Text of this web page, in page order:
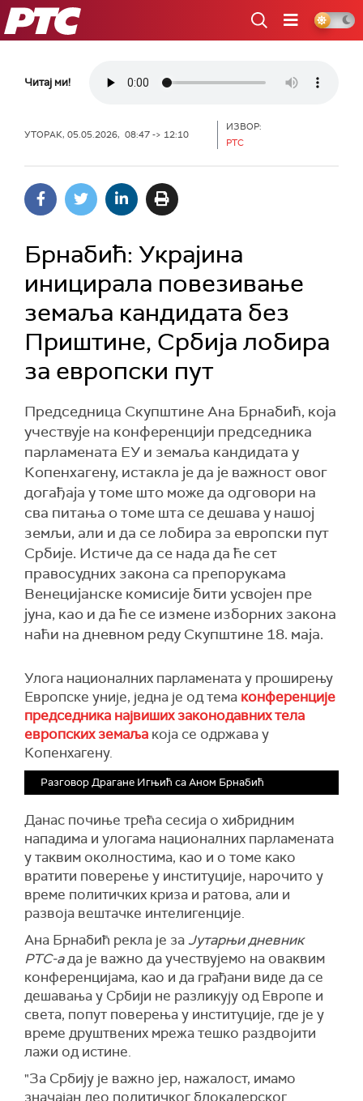
РТС
Читај ми!
УТОРАК, 05.05.2026, 08:47 -> 12:10
ИЗВОР:
РТС
Брнабић: Украјина
иницирала повезивање
земаља кандидата без
Приштине, Србија лобира
за европски пут
Председница Скупштине Ана Брнабић, која
учествује на конференцији председника
парламената ЕУ и земаља кандидата у
Копенхагену, истакла је да је важност овог
догађаја у томе што може да одговори на
сва питања о томе шта се дешава у нашој
земљи, али и да се лобира за европски пут
Србије. Истиче да се нада да ће сет
правосудних закона са препорукама
Венецијанске комисије бити усвојен пре
јуна, као и да ће се измене изборних закона
наћи на дневном реду Скупштине 18. маја.
Улога националних парламената у проширењу
Европске уније, једна је од тема конференције
председника највиших законодавних тела
европских земаља која се одржава у
Копенхагену.
Разговор Драгане Игњић са Аном Брнабић
Данас почиње трећа сесија о хибридним
нападима и улогама националних парламената
у таквим околностима, као и о томе како
вратити поверење у институције, нарочито у
време политичких криза и ратова, али и
развоја вештачке интелигенције.
Ана Брнабић рекла је за Јутарњи дневник
РТС-ада је важно да учествујемо на оваквим
конференцијама, као и да грађани виде да се
дешавања у Србији не разликују од Европе и
света, попут поверења у институције, где је у
време друштвених мрежа тешко раздвојити
лажи од истине.
"За Србију је важно јер, нажалост, имамо
значајан део политичког блокадерског